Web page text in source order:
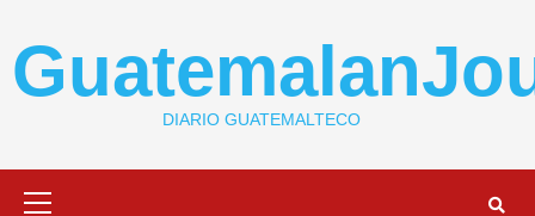
content
DIARIO GUATEMALTECO